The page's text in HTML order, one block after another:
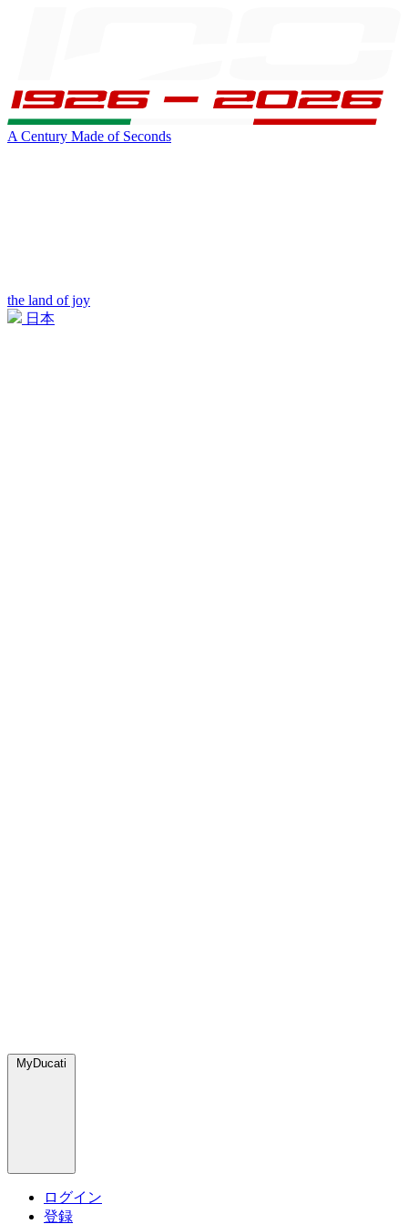
A Century Made of Seconds
the land of joy
日本
MyDucati
ログイン
登録